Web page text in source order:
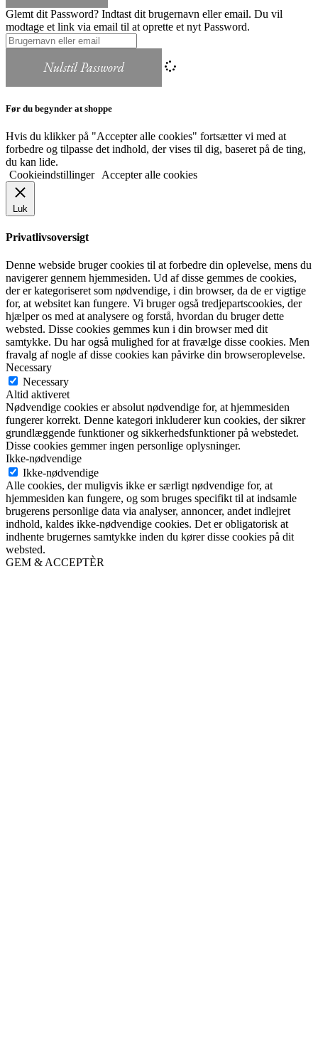
Glemt dit Password? Indtast dit brugernavn eller email. Du vil
modtage et link via email til at oprette et nyt Password.
Nulstil Password
Før du begynder at shoppe
Hvis du klikker på "Accepter alle cookies" fortsætter vi med at
forbedre og tilpasse det indhold, der vises til dig, baseret på de ting,
du kan lide.
Cookieindstillinger
Accepter alle cookies
Luk
Privatlivsoversigt
Denne webside bruger cookies til at forbedre din oplevelse, mens du
navigerer gennem hjemmesiden. Ud af disse gemmes de cookies,
der er kategoriseret som nødvendige, i din browser, da de er vigtige
for, at websitet kan fungere. Vi bruger også tredjepartscookies, der
hjælper os med at analysere og forstå, hvordan du bruger dette
websted. Disse cookies gemmes kun i din browser med dit
samtykke. Du har også mulighed for at fravælge disse cookies. Men
fravalg af nogle af disse cookies kan påvirke din browseroplevelse.
Necessary
Necessary
Altid aktiveret
Nødvendige cookies er absolut nødvendige for, at hjemmesiden
fungerer korrekt. Denne kategori inkluderer kun cookies, der sikrer
grundlæggende funktioner og sikkerhedsfunktioner på webstedet.
Disse cookies gemmer ingen personlige oplysninger.
Ikke-nødvendige
Ikke-nødvendige
Alle cookies, der muligvis ikke er særligt nødvendige for, at
hjemmesiden kan fungere, og som bruges specifikt til at indsamle
brugerens personlige data via analyser, annoncer, andet indlejret
indhold, kaldes ikke-nødvendige cookies. Det er obligatorisk at
indhente brugernes samtykke inden du kører disse cookies på dit
websted.
GEM & ACCEPTÈR